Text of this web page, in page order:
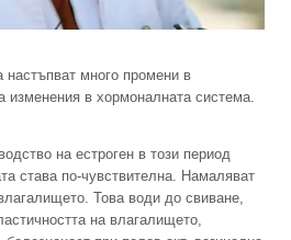
настъпват много промени в
в хормоналната система.
на естроген в този период
става по-чувствителна. Намаляват
Това води до свиване,
на влагалището,